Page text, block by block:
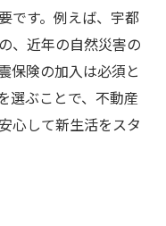
です。例えば、宇都
、近年の自然災害の
保険の加入は必須と
選ぶことで、不動産
心して新生活をスタ